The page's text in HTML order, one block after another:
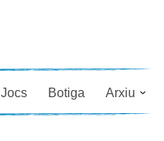
Jocs Botiga Arxiu